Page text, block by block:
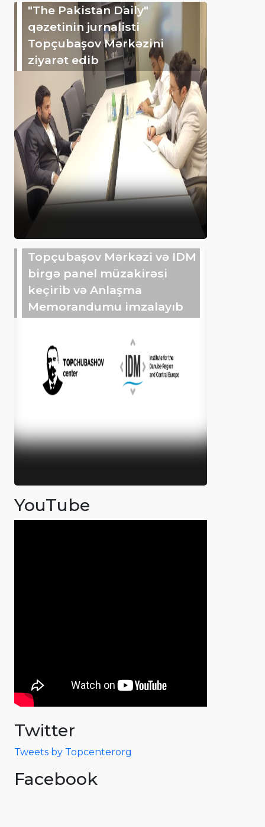
"The Pakistan Daily"
qəzetinin jurnalisti
Topçubaşov Mərkəzini
ziyarət edib
Topçubaşov Mərkəzi və IDM
birgə panel müzakirəsi
keçirib və Anlaşma
Memorandumu imzalayıb
YouTube
Twitter
Tweets by Topcenterorg
Facebook